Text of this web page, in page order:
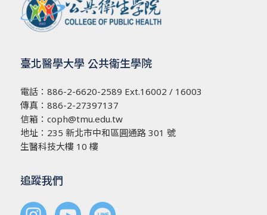
臺北醫學大學 公共衛生學院
電話： 886-2-6620-2589 Ext.16002 / 16003
傳真：886-2-27397137
信箱： coph@tmu.edu.tw
地址： 235 新北市中和區圓通路 301 號
生醫科技大樓 10 樓
追蹤我們